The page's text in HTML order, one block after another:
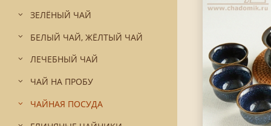
ЗЕЛЁНЫЙ ЧАЙ
БЕЛЫЙ ЧАЙ, ЖЁЛТЫЙ ЧАЙ
ЛЕЧЕБНЫЙ ЧАЙ
ЧАЙ НА ПРОБУ
ЧАЙНАЯ ПОСУДА